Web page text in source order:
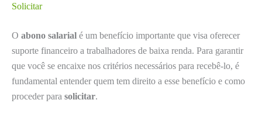
Solicitar
O abono salarial é um benefício importante que visa oferecer
suporte financeiro a trabalhadores de baixa renda. Para garantir
que você se encaixe nos critérios necessários para recebê-lo, é
fundamental entender quem tem direito a esse benefício e como
proceder para solicitar.